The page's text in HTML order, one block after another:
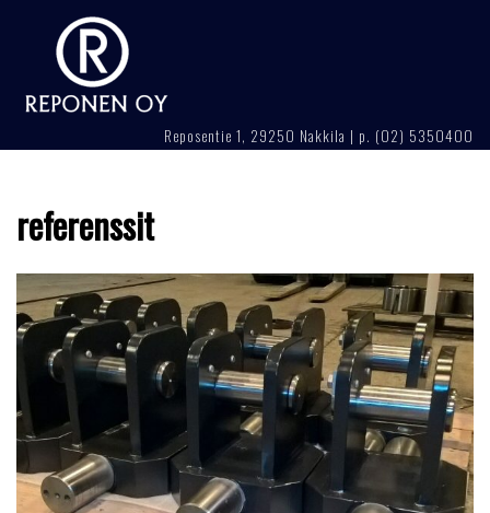
Reposentie 1, 29250 Nakkila | p. (02) 5350400
referenssit